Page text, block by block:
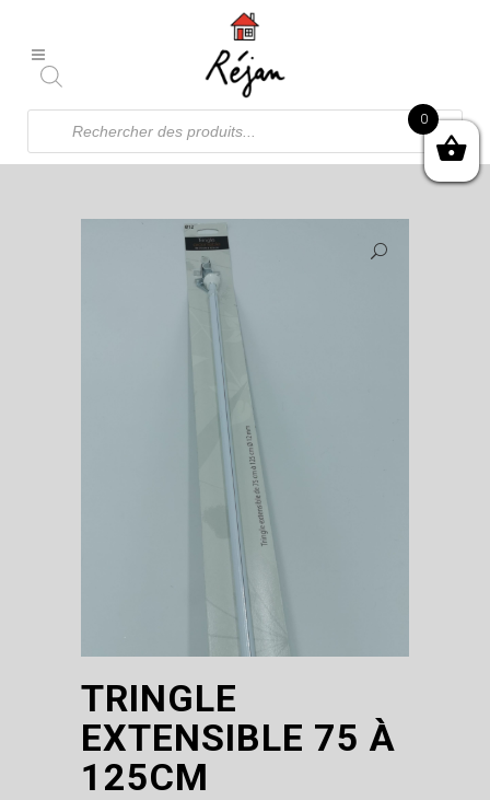
Recherche
produits
TRINGLE
EXTENSIBLE 75 À
125CM
0